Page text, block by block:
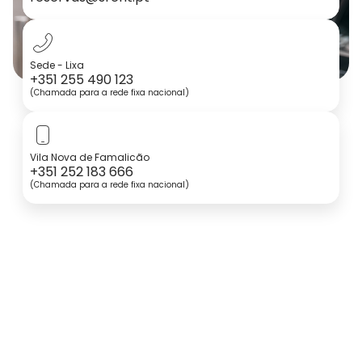
Sede - Lixa
+351 255 490 123
(Chamada para a rede fixa nacional)
Vila Nova de Famalicão
+351 252 183 666
(Chamada para a rede fixa nacional)